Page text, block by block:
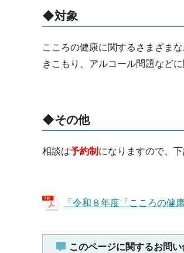
◆対象
こころの健康に関するさまざま
きこもり、アルコール問題など
◆その他
相談は予約制 になりますので、
「令和８年度「こころの健
このページに関するお問